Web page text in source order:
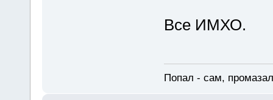
Все ИМХО.
Попал - сам,